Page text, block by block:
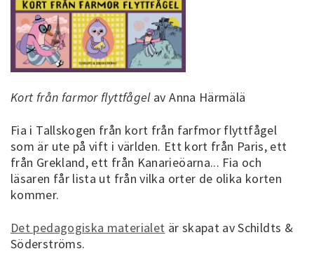
Kort från farmor flyttfågelav Anna Härmälä
Fia i Tallskogen från kort från farfmor flyttfågel
som är ute på vift i världen. Ett kort från Paris, ett
från Grekland, ett från Kanarieöarna... Fia och
läsaren får lista ut från vilka orter de olika korten
kommer.
Det pedagogiska materialet är skapat av Schildts &
Söderströms.